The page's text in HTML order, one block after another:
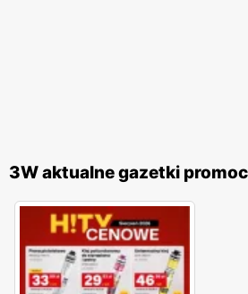
3W aktualne gazetki